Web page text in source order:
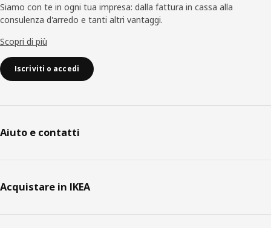
Siamo con te in ogni tua impresa: dalla fattura in cassa alla
consulenza d'arredo e tanti altri vantaggi.
Scopri di più
Iscriviti o accedi
Aiuto e contatti
Acquistare in IKEA